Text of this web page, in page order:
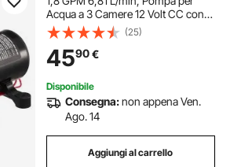
Acqua a 3 Camere 12 Volt CC con
Pressostato Automatico 40-100 PSI
Regolabile, 60 PSI, Porta MNPT per
Camper Yacht Food Truck Camper
Nautica
(25)
4590€
Disponibile
Consegna:non appena Ven.
Ago. 14
Aggiungi al carrello